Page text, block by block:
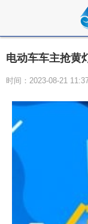
电动车车主抢
时间：2023-08-21